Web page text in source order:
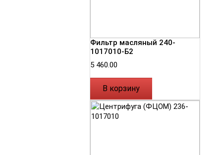
Фильтр масляный 240-
1017010-Б2
5 460.00
В корзину